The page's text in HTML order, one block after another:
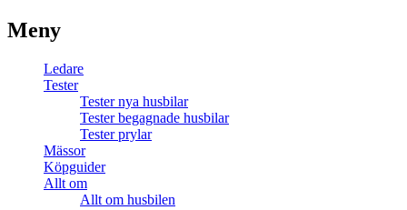
Meny
Ledare
Tester
Tester nya husbilar
Tester begagnade husbilar
Tester prylar
Mässor
Köpguider
Allt om
Allt om husbilen